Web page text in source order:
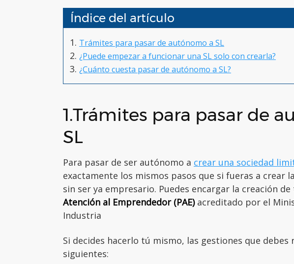
Índice del artículo
Trámites para pasar de autónomo a SL
¿Puede empezar a funcionar una SL solo con crearla?
¿Cuánto cuesta pasar de autónomo a SL?
1.Trámites para pasar de
SL
Para pasar de ser autónomo a crear una sociedad
exactamente los mismos pasos que si fueras a crear
sin ser ya empresario. Puedes encargar la creación de
Atención al Emprendedor (PAE)acreditado por el
Industria
Si decides hacerlo tú mismo, las gestiones que debes
siguientes: